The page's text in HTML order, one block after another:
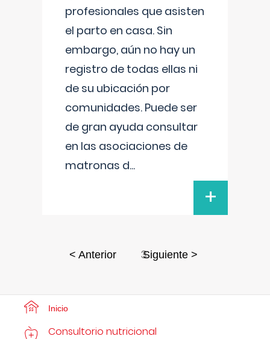
profesionales que asisten
el parto en casa. Sin
embargo, aún no hay un
registro de todas ellas ni
de su ubicación por
comunidades. Puede ser
de gran ayuda consultar
en las asociaciones de
matronas d...
+
< Anterior 3Siguiente >
Inicio
Consultorio nutricional